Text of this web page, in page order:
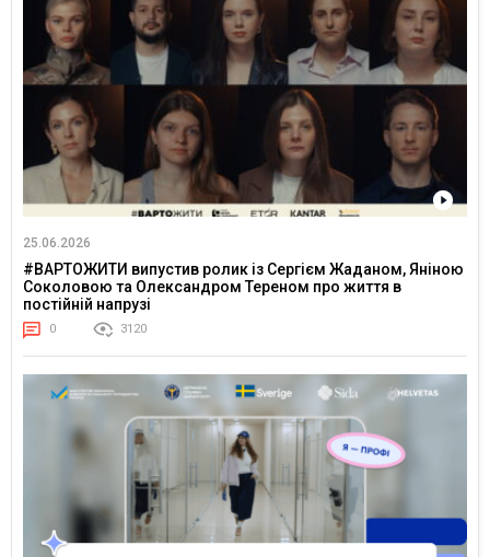
25.06.2026
#ВАРТОЖИТИ випустив ролик із Сергієм Жаданом, Яніною
Соколовою та Олександром Тереном про життя в
постійній напрузі
0 3120